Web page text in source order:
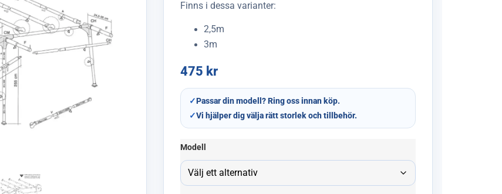
Finns i dessa varianter:
2,5m
3m
475 kr
✓Passar din modell? Ring oss innan köp.
✓Vi hjälper dig välja rätt storlek och tillbehör.
Modell